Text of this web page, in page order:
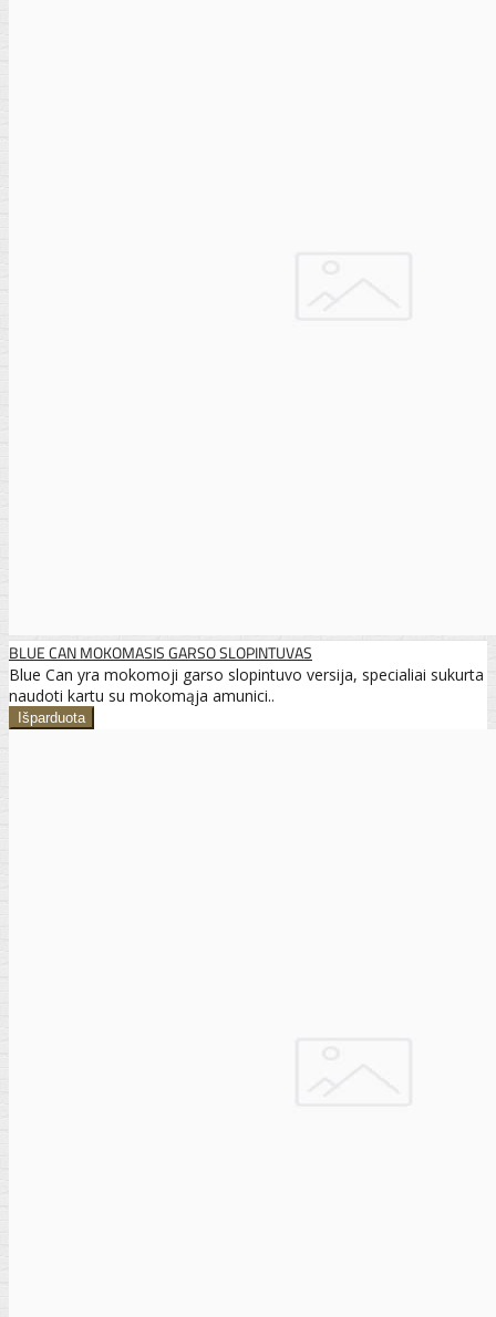
BLUE CAN MOKOMASIS GARSO SLOPINTUVAS
Blue Can yra mokomoji garso slopintuvo versija, specialiai sukurta
naudoti kartu su mokomąja amunici..